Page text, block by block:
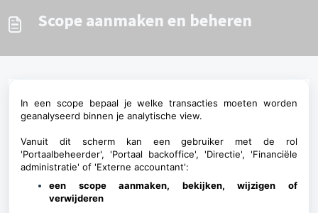
Scope aanmaken en beheren
In een scope bepaal je welke transacties moeten worden
geanalyseerd binnen je analytische view.
Vanuit dit scherm kan een gebruiker met de rol
'Portaalbeheerder', 'Portaal backoffice', 'Directie', 'Financiële
administratie' of 'Externe accountant':
een scope aanmaken, bekijken, wijzigen of
verwijderen